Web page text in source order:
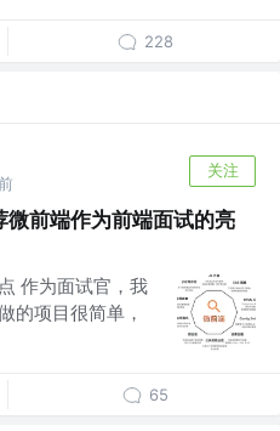
228
关注
前端作为前端面试的亮
作为面试官，我
的项目很简单，
65